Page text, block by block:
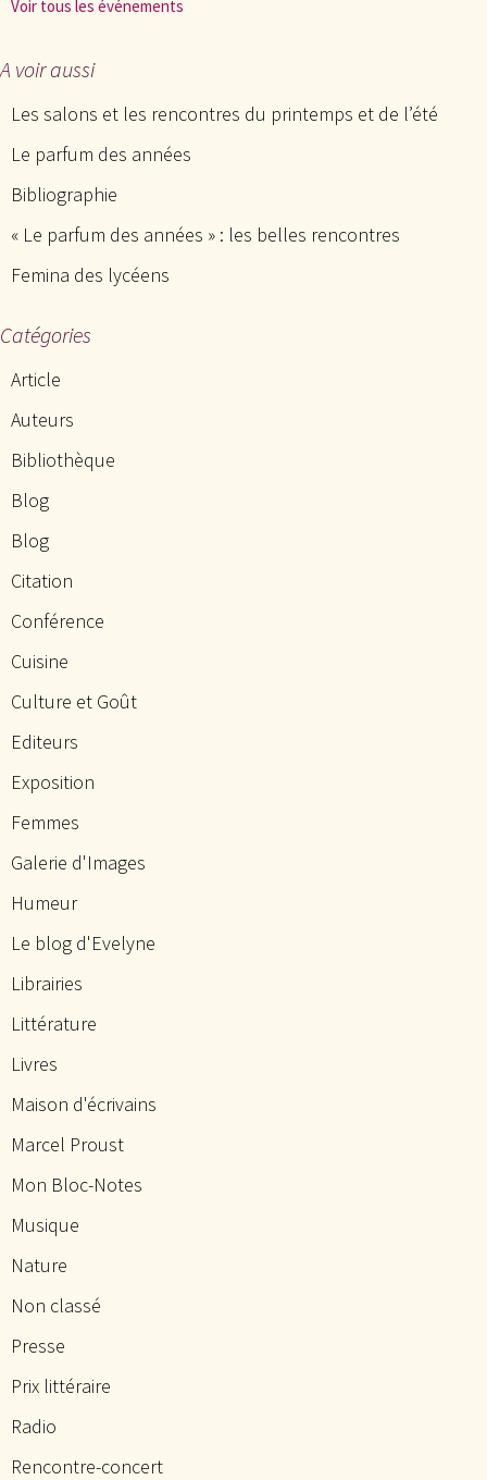
Voir tous les événements
A voir aussi
Les salons et les rencontres du printemps et de l’été
Le parfum des années
Bibliographie
« Le parfum des années » : les belles rencontres
Femina des lycéens
Catégories
Article
Auteurs
Bibliothèque
Blog
Blog
Citation
Conférence
Cuisine
Culture et Goût
Editeurs
Exposition
Femmes
Galerie d'Images
Humeur
Le blog d'Evelyne
Librairies
Littérature
Livres
Maison d'écrivains
Marcel Proust
Mon Bloc-Notes
Musique
Nature
Non classé
Presse
Prix littéraire
Radio
Rencontre-concert